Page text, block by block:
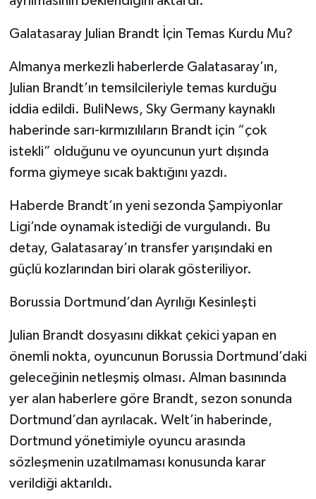
Galatasaray Julian Brandt İçin Temas Kurdu Mu?
Almanya merkezli haberlerde Galatasaray’ın,
Julian Brandt’ın temsilcileriyle temas kurduğu
iddia edildi. BuliNews, Sky Germany kaynaklı
haberinde sarı-kırmızılıların Brandt için “çok
istekli” olduğunu ve oyuncunun yurt dışında
forma giymeye sıcak baktığını yazdı.
Haberde Brandt’ın yeni sezonda Şampiyonlar
Ligi’nde oynamak istediği de vurgulandı. Bu
detay, Galatasaray’ın transfer yarışındaki en
güçlü kozlarından biri olarak gösteriliyor.
Borussia Dortmund’dan Ayrılığı Kesinleşti
Julian Brandt dosyasını dikkat çekici yapan en
önemli nokta, oyuncunun Borussia Dortmund’daki
geleceğinin netleşmiş olması. Alman basınında
yer alan haberlere göre Brandt, sezon sonunda
Dortmund’dan ayrılacak. Welt’in haberinde,
Dortmund yönetimiyle oyuncu arasında
sözleşmenin uzatılmaması konusunda karar
verildiği aktarıldı.